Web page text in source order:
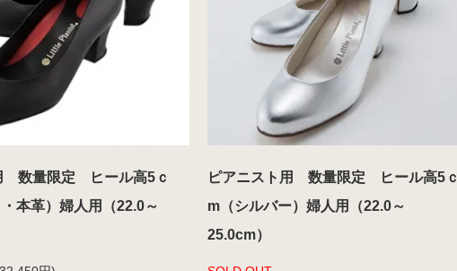
数量限定 ヒール高5ｃ
本革）婦人用（22.0～
ピアニスト用 数量限定 ヒール高5ｃ
m（シルバー）婦人用（22.0～
25.0cm）